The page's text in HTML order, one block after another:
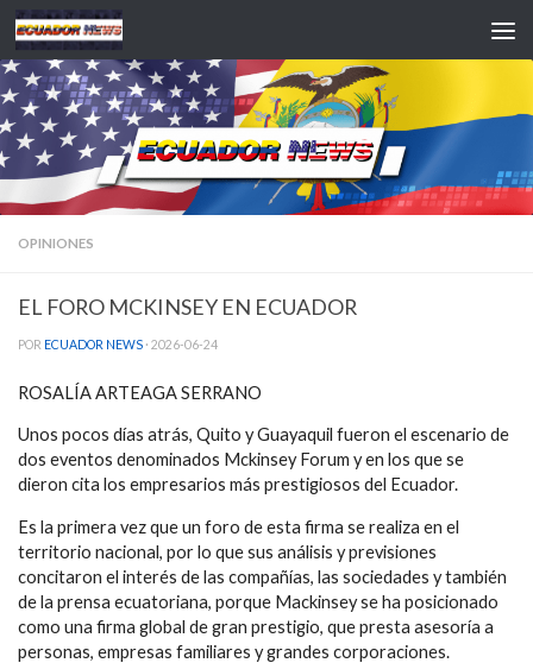
Saltar al contenido
OPINIONES
EL FORO MCKINSEY EN ECUADOR
POR ECUADOR NEWS · 2026-06-24
ROSALÍA ARTEAGA SERRANO
Unos pocos días atrás, Quito y Guayaquil fueron el escenario de
dos eventos denominados Mckinsey Forum y en los que se
dieron cita los empresarios más prestigiosos del Ecuador.
Es la primera vez que un foro de esta firma se realiza en el
territorio nacional, por lo que sus análisis y previsiones
concitaron el interés de las compañías, las sociedades y también
de la prensa ecuatoriana, porque Mackinsey se ha posicionado
como una firma global de gran prestigio, que presta asesoría a
personas, empresas familiares y grandes corporaciones.